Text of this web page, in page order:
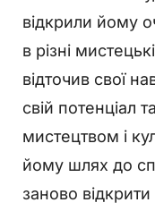
відкрили йому
в різні
відточив свої
свій потенціал
мистецтвом і
йому шлях до
заново відкрити